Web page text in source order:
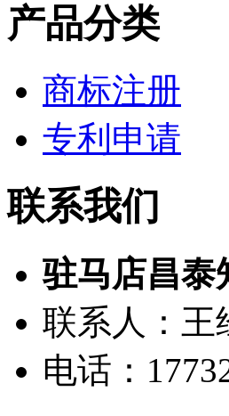
产品分类
商标注册
专利申请
联系我们
驻马店昌泰
联系人：王
电话：